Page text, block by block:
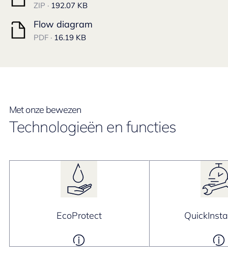
ZIP · 192.07 KB
Flow diagram
PDF · 16.19 KB
Met onze bewezen
Technologieën en functies
EcoProtect